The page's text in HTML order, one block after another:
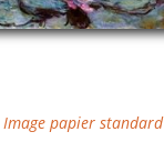
Image papier standard